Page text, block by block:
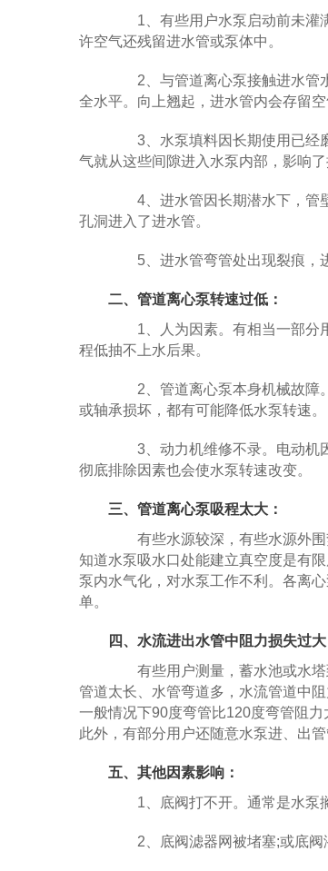
1、有些用户水泵启动前未灌满
许空气还残留进水管或泵体中。
2、与管道离心泵接触进水管水
全水平。向上翘起，进水管内会存留
3、水泵填料因长期使用已经磨
气就从这些间隙进入水泵内部，影响了
4、进水管因长期潜水下，管壁
孔洞进入了进水管。
5、进水管弯管处出现裂痕，进
二、管道离心泵转速过低：
1、人为因素。有相当一部分用
程低抽不上水后果。
2、管道离心泵本身机械故障。
或轴承损坏，都有可能降低水泵转速。
3、动力机维修不录。电动机因
彻底排除因素也会使水泵转速改变。
三、管道离心泵吸程太大：
有些水源较深，有些水源外围
知道水泵吸水口处能建立真空度是有
泵内水气化，对水泵工作不利。各离
单。
四、水流进出水管中阻力损失过大
有些用户测量，蓄水池或水塔
管道太长、水管弯道多，水流管道中
一般情况下90度弯管比120度弯管阻
此外，有部分用户还随意水泵进、出
五、其他因素影响：
1、底阀打不开。通常是水泵搁
2、底阀滤器网被堵塞;或底阀